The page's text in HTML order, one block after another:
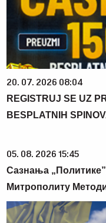
20. 07. 2026 08:04
REGISTRUJ SE UZ
BESPLATNIH
05. 08. 2026 15:45
Сазнања
Митрополиту